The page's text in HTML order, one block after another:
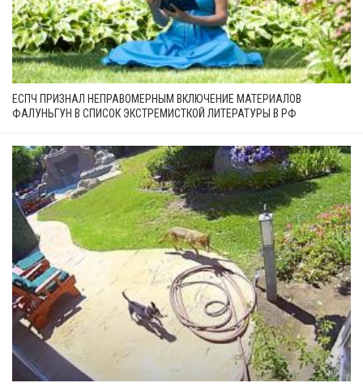
ЕСПЧ ПРИЗНАЛ НЕПРАВОМЕРНЫМ ВКЛЮЧЕНИЕ МАТЕРИАЛОВ
ФАЛУНЬГУН В СПИСОК ЭКСТРЕМИСТКОЙ ЛИТЕРАТУРЫ В РФ